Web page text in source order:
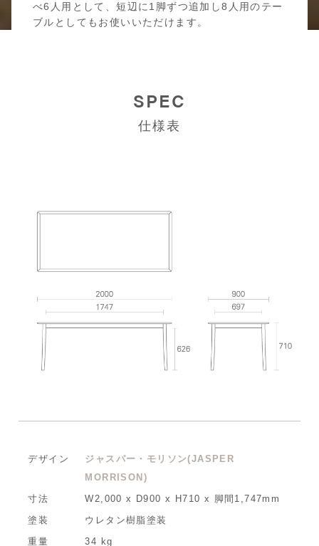
べ6人用として、短辺に1脚ずつ追加し8人用のテー
ブルとしてもお使いいただけます。
SPEC
仕様表
デザイン
ジャスパー・モリソン(JASPER
MORRISON)
寸法
W2,000 x D900 x H710 x 脚間1,747mm
塗装
ウレタン樹脂塗装
重量
34 kg